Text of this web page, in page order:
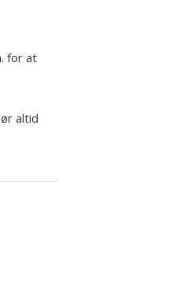
for at
altid